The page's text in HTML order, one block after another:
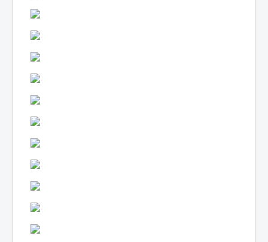
COSAA
Dessins
Artiste Asperger
Lexique